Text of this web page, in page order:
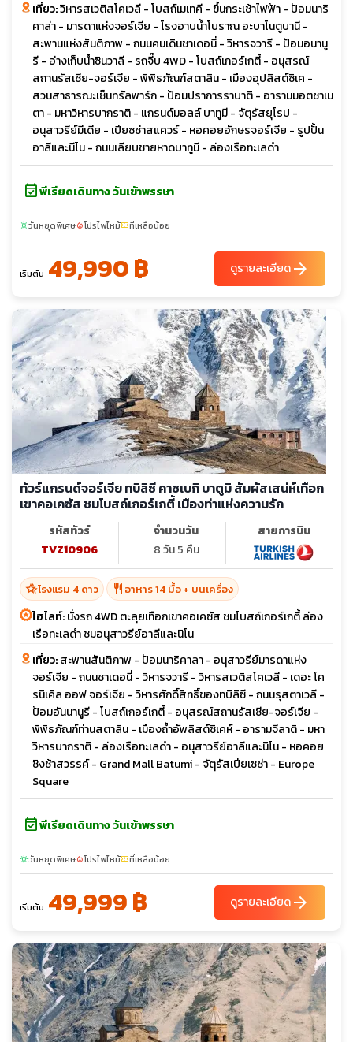
เที่ยว:วิหารสเวติสโคเวลี - โบสถ์เมเทคี - ขึ้นกระเช้าไฟฟ้า - ป้อมนาริ
คาล่า - มารดาแห่งจอร์เจีย - โรงอาบน้ำโบราณ อะบาโนตูบานี -
สะพานแห่งสันติภาพ - ถนนคนเดินชาเดอนี่ - วิหารจวารี - ป้อมอนานู
รี - อ่างเก็บน้ำซินวาลี - รถจี๊บ 4WD - โบสถ์เกอร์เกตี้ - อนุสรณ์
สถานรัสเซีย-จอร์เจีย - พิพิธภัณฑ์สตาลิน - เมืองอุปลิสต์ซิเค -
สวนสาธารณะเซ็นทรัลพาร์ก - ป้อมปราการราบาติ - อารามมอตซาเม
ตา - มหาวิหารบากราติ - แกรนด์มอลล์ บาทูมี - จัตุรัสยุโรป -
อนุสาวรีย์มีเดีย - เปียซซ่าสแควร์ - หอคอยอักษรจอร์เจีย - รูปปั้น
อาลีและนีโน - ถนนเลียบชายหาดบาทูมี - ล่องเรือทะเลดำ
event_availableพีเรียดเดินทาง วันเข้าพรรษา
sunnyวันหยุดพิเศษlocal_fire_departmentโปรไฟไหม้confirmation_numberที่เหลือน้อย
เริ่มต้น 49,990 ฿ ดูรายละเอียดarrow_forward
ทัวร์แกรนด์จอร์เจีย ทบิลิซี คาซเบกิ บาตูมิ สัมผัสเสน่ห์เทือก
เขาคอเคซัส ชมโบสถ์เกอร์เกตี้ เมืองท่าแห่งความรัก
รหัสทัวร์
TVZ10906
จำนวนวัน
8 วัน 5 คืน
สายการบิน
hotel_classโรงแรม 4 ดาว restaurant อาหาร 14 มื้อ + บนเครื่อง
ไฮไลท์:นั่งรถ 4WD ตะลุยเทือกเขาคอเคซัส ชมโบสถ์เกอร์เกตี้ ล่อง
เรือทะเลดำ ชมอนุสาวรีย์อาลีและนิโน
เที่ยว:สะพานสันติภาพ - ป้อมนาริคาลา - อนุสาวรีย์มารดาแห่ง
จอร์เจีย - ถนนชาเดอนี่ - วิหารจวารี - วิหารสเวติสโคเวลี - เดอะ โค
รนิเคิล ออฟ จอร์เจีย - วิหารศักดิ์สิทธิ์ของทบิลิซี - ถนนรุสตาเวลี -
ป้อมอันนานูรี - โบสถ์เกอร์เกตี้ - อนุสรณ์สถานรัสเซีย-จอร์เจีย -
พิพิธภัณฑ์ท่านสตาลิน - เมืองถ้ำอัพลิสต์ซิเคห์ - อารามจีลาติ - มหา
วิหารบากราติ - ล่องเรือทะเลดำ - อนุสาวรีย์อาลีและนิโน - หอคอย
ชิงช้าสวรรค์ - Grand Mall Batumi - จัตุรัสเปียเซซ่า - Europe
Square
event_availableพีเรียดเดินทาง วันเข้าพรรษา
sunnyวันหยุดพิเศษlocal_fire_departmentโปรไฟไหม้confirmation_numberที่เหลือน้อย
เริ่มต้น 49,999 ฿ ดูรายละเอียดarrow_forward